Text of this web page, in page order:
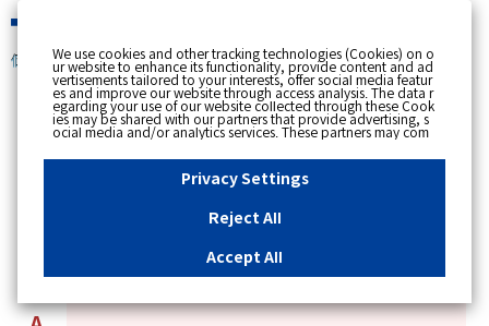
個人のお客さま
[ トップへ戻る ]
カテゴリー表示
更新日時 : 2026/01/06 18:30
「ガス機器スペシャルサポート」は修理費が全額
無料になるのか知りたい。
We use cookies and other tracking technologies (Cookies) on o
ur website to enhance its functionality, provide content and ad
vertisements tailored to your interests, offer social media featur
es and improve our website through access analysis. The data r
egarding your use of our website collected through these Cook
ies may be shared with our partners that provide advertising, s
ocial media and/or analytics services. These partners may com
bine the data shared by us with other data that you have provi
ded to them or that they have collected from your use of their s
ervices or other websites to analyse and optimise advertisemen
ts delivered to you by businesses other than us on the internet.
essary Cookies, please click "Reject All". If you agree to the use
of all Cookies, please click "Accept All". To select your preferen
u can change your consent or rejection settings at any time by c
"Privacy Settings"button on this banner or through y
our browser's "Settings". For more information regarding the pr
site, please refer to the link below.Cookies DetailsPrivacy Polic
y
Privacy Settings
Reject All
Accept All